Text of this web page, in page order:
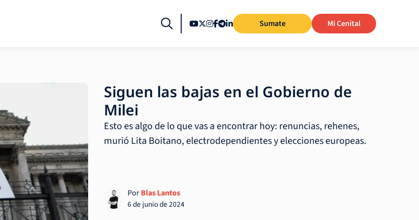
Sumate Mi Cenital
Siguen las bajas en el Gobierno de
Milei
Esto es algo de lo que vas a encontrar hoy: renuncias, rehenes,
murió Lita Boitano, electrodependientes y elecciones europeas.
PorBlas Lantos
6 de junio de 2024